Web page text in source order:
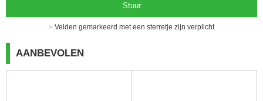
Stuur
Velden gemarkeerd met een sterretje zijn verplicht
AANBEVOLEN